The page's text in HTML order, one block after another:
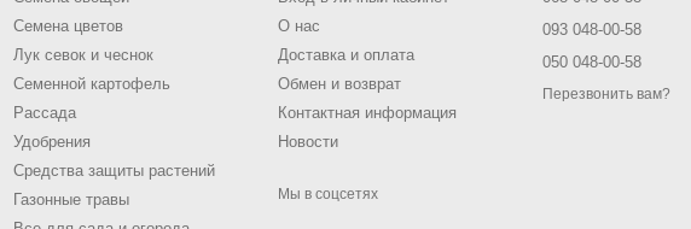
Семена цветов
Лук севок и чеснок
Семенной картофель
Рассада
Удобрения
Средства защиты растений
Газонные травы
О нас
Доставка и оплата
Обмен и возврат
Контактная информация
Новости
Мы в соцсетях
093 048-00-58
050 048-00-58
Перезвонить вам?